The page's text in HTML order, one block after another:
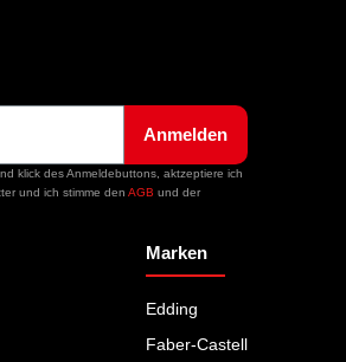
Anmelden
klick des Anmeldebuttons, aktzeptiere ich
und ich stimme den AGB und der
Marken
Edding
Faber-Castell